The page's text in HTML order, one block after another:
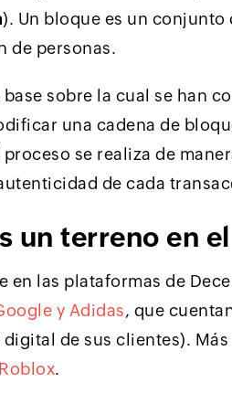
). Un bloque es un
de personas.
base sobre la cual se han
una cadena de
se realiza de
de cada
un terreno en
en las plataformas de
y Adidas, que
de sus clientes).
.